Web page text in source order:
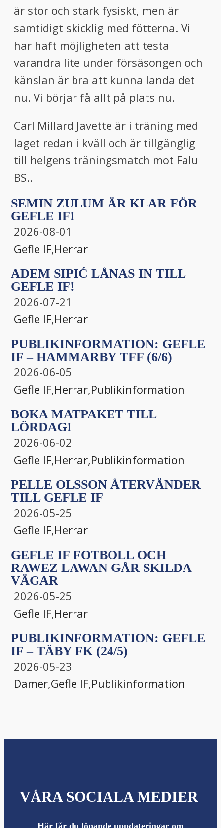
är stor och stark fysiskt, men är
samtidigt skicklig med fötterna. Vi
har haft möjligheten att testa
varandra lite under försäsongen och
känslan är bra att kunna landa det
nu. Vi börjar få allt på plats nu.
Carl Millard Javette är i träning med
laget redan i kväll och är tillgänglig
till helgens träningsmatch mot Falu
BS..
SEMIN ZULUM ÄR KLAR FÖR
GEFLE IF!
2026-08-01
Gefle IF,Herrar
ADEM SIPIĆ LÅNAS IN TILL
GEFLE IF!
2026-07-21
Gefle IF,Herrar
PUBLIKINFORMATION: GEFLE
IF – HAMMARBY TFF (6/6)
2026-06-05
Gefle IF,Herrar,Publikinformation
BOKA MATPAKET TILL
LÖRDAG!
2026-06-02
Gefle IF,Herrar,Publikinformation
PELLE OLSSON ÅTERVÄNDER
TILL GEFLE IF
2026-05-25
Gefle IF,Herrar
GEFLE IF FOTBOLL OCH
RAWEZ LAWAN GÅR SKILDA
VÄGAR
2026-05-25
Gefle IF,Herrar
PUBLIKINFORMATION: GEFLE
IF – TÄBY FK (24/5)
2026-05-23
Damer,Gefle IF,Publikinformation
VÅRA SOCIALA MEDIER
Här får du löpande uppdateringar om